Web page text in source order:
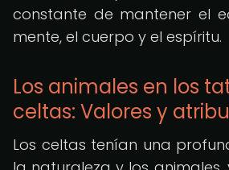
constante de mantener el
mente, el cuerpo y el espíritu.
Los animales en los
celtas: Valores y
Los celtas tenían una